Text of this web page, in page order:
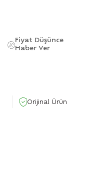
Fiyat Düşünce
Haber Ver
Orijinal Ürün